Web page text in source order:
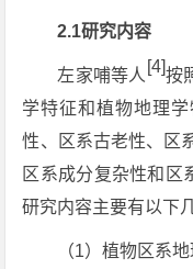
2.1研究内容
左家哺等人 [4]按
学特征和植物地理
性、区系古老性、区
区系成分复杂性和区
研究内容主要有以下
（1）植物区系